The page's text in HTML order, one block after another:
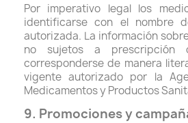
Por imperativo legal los
identificarse con el nombre
autorizada. La información
no sujetos a prescripción
corresponderse de manera
vigente autorizado por la
Medicamentos y Productos
9. Promociones y